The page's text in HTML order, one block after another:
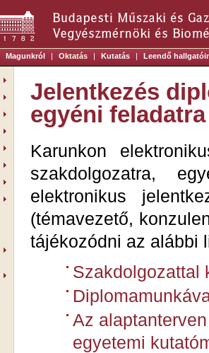
Magunkról | Oktatás | Kutatás | Leendő
Jelentkezés
egyéni feladatra
Karunkon
szakdolgozatra,
elektronikus
(témavezető,
tájékozódni az alábbi
Szakdolgozattal
Az
egyetemi